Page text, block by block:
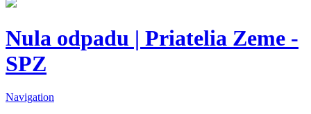
Nula odpadu | Priatelia Zeme -
SPZ
Navigation